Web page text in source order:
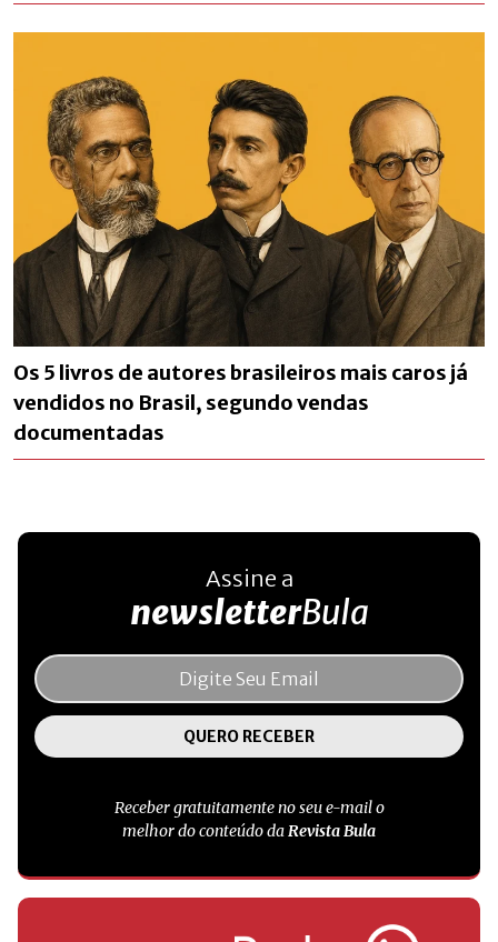
Os 5 livros de autores brasileiros mais caros já
vendidos no Brasil, segundo vendas
documentadas
Assine a
newsletterBula
Receber gratuitamente no seu e-mail o
melhor do conteúdo da Revista Bula